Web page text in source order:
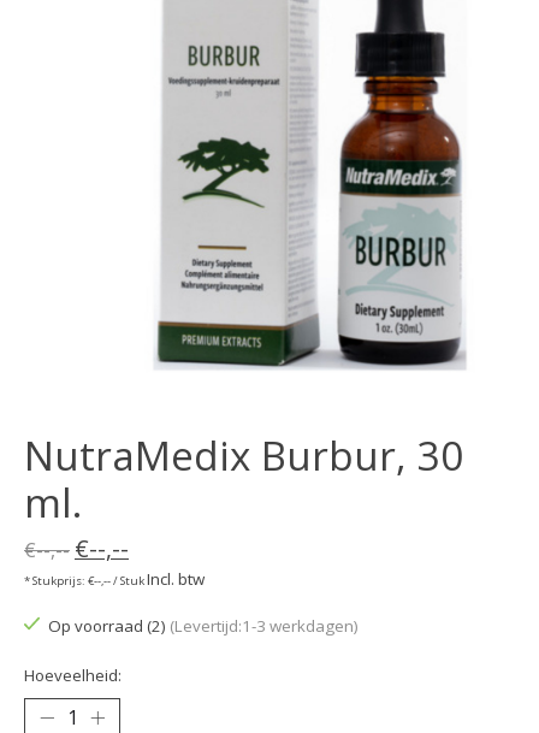
NutraMedix Burbur, 30
ml.
€--,-- €--,--
* Stukprijs: €--,-- / StukIncl. btw
Op voorraad (2) (Levertijd:1-3 werkdagen)
Hoeveelheid: